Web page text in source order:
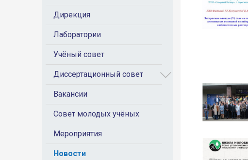
Дирекция
Лаборатории
Учёный совет
Диссертационный совет
Вакансии
Совет молодых учёных
Мероприятия
Новости